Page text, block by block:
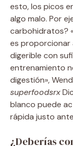
esto, los picos
algo malo. Por
carbohidratos?
es proporcionar
digerible con
entrenamiento
digestión»,
superfoodsrx
blanco puede
rápida justo
¿Deberías